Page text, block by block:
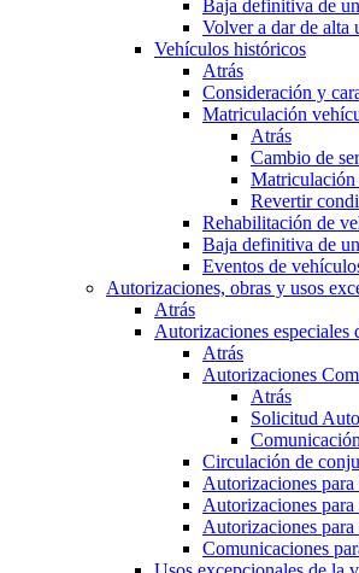
Baja definitiva de
Volver a dar de alta
Vehículos históricos
Atrás
Consideración y
Matriculación
Atrás
Cambio de
Revertir
Rehabilitación de
Baja definitiva de
Eventos de
Autorizaciones, obras y usos
Atrás
Autorizaciones especiales
Atrás
Autorizaciones
Atrás
Solicitud
Circulación de
Autorizaciones
Autorizaciones
Autorizaciones
Comunicaciones